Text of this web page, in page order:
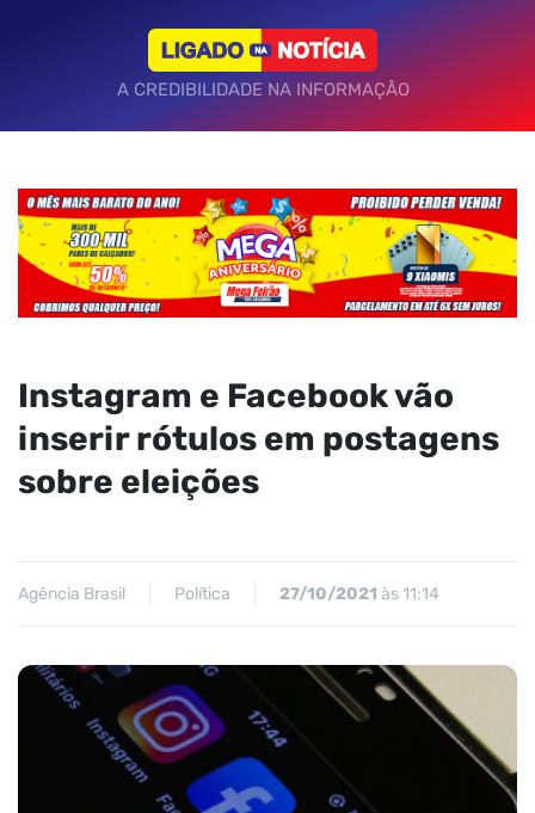
A CREDIBILIDADE NA INFORMAÇÃO
Instagram e Facebook vão
inserir rótulos em postagens
sobre eleições
Agência Brasil Política 27/10/2021 às 11:14